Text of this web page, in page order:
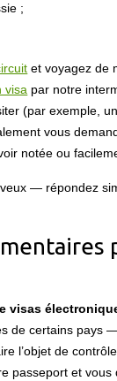
;
et voyagez de
visa par notre
(par exemple,
vous
notée ou
— répondez
visas
de certains pays
l’objet de
passeport et vous